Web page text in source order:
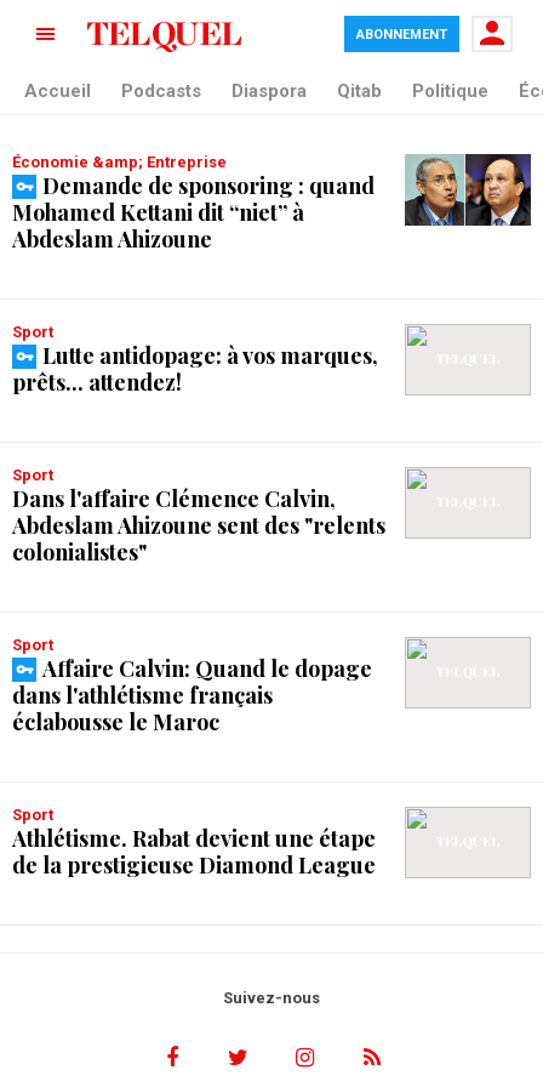
tag blade
ABONNEMENT
Accueil Podcasts Diaspora Qitab Politique
Économie &amp; Entreprise
Demande de sponsoring : quand
Mohamed Kettani dit “niet” à
Abdeslam Ahizoune
Sport
Lutte antidopage: à vos marques,
prêts... attendez!
Sport
Dans l'affaire Clémence Calvin,
Abdeslam Ahizoune sent des "relents
colonialistes"
Sport
Affaire Calvin: Quand le dopage
dans l'athlétisme français
éclabousse le Maroc
Sport
Athlétisme. Rabat devient une étape
de la prestigieuse Diamond League
Suivez-nous